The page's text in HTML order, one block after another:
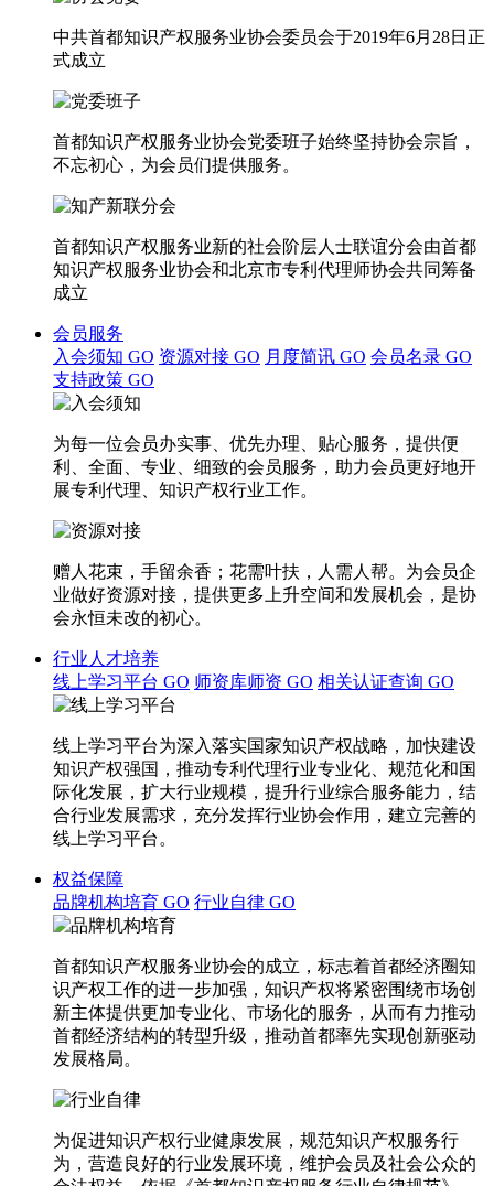
中共首都知识产权服务业协会委员会于2019年6月28日正
式成立
首都知识产权服务业协会党委班子始终坚持协会宗旨，
不忘初心，为会员们提供服务。
首都知识产权服务业新的社会阶层人士联谊分会由首都
知识产权服务业协会和北京市专利代理师协会共同筹备
成立
会员服务
入会须知 GO 资源对接 GO 月度简讯 GO 会员名录 GO
支持政策 GO
为每一位会员办实事、优先办理、贴心服务，提供便
利、全面、专业、细致的会员服务，助力会员更好地开
展专利代理、知识产权行业工作。
赠人花束，手留余香；花需叶扶，人需人帮。为会员企
业做好资源对接，提供更多上升空间和发展机会，是协
会永恒未改的初心。
行业人才培养
线上学习平台 GO 师资库师资 GO 相关认证查询 GO
线上学习平台为深入落实国家知识产权战略，加快建设
知识产权强国，推动专利代理行业专业化、规范化和国
际化发展，扩大行业规模，提升行业综合服务能力，结
合行业发展需求，充分发挥行业协会作用，建立完善的
线上学习平台。
权益保障
品牌机构培育 GO 行业自律 GO
首都知识产权服务业协会的成立，标志着首都经济圈知
识产权工作的进一步加强，知识产权将紧密围绕市场创
新主体提供更加专业化、市场化的服务，从而有力推动
首都经济结构的转型升级，推动首都率先实现创新驱动
发展格局。
为促进知识产权行业健康发展，规范知识产权服务行
为，营造良好的行业发展环境，维护会员及社会公众的